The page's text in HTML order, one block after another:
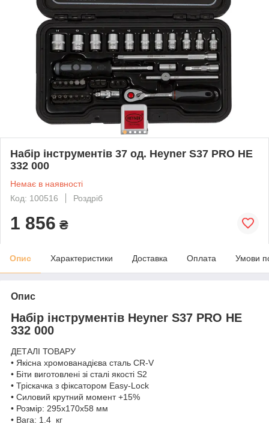
Набір інструментів 37 од. Heyner S37 PRO НЕ
332 000
Немає в наявності
Код: 100516
Роздріб
1 856 ₴
Опис Характеристики Доставка Оплата Умови
Опис
Набір інструментів Heyner S37 PRO НЕ
332 000
ДЕТАЛІ ТОВАРУ
• Якісна хромованадієва сталь CR-V
• Біти виготовлені зі сталі якості S2
• Тріскачка з фіксатором Easy-Lock
• Силовий крутний момент +15%
• Розмір: 295x170x58 мм
• Вага: 1.4 кг